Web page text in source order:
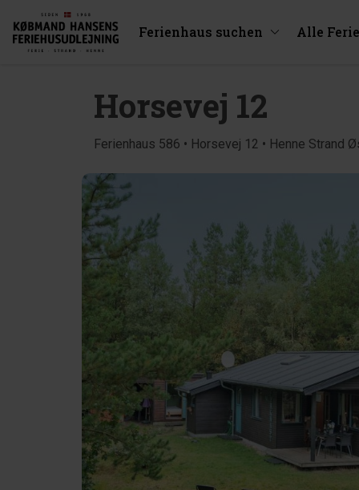
Ferienhaus suchen Alle
Horsevej 12
Ferienhaus 586 • Horsevej 12 • Henne Strand